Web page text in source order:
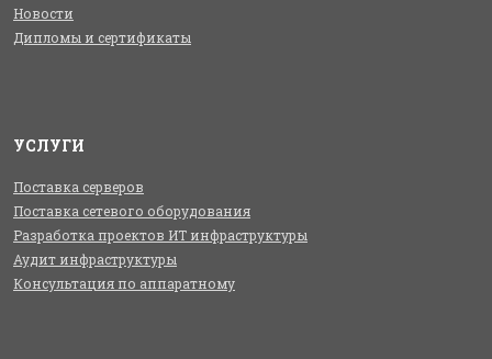
Новости
Дипломы и сертификаты
УСЛУГИ
Поставка серверов
Поставка сетевого оборудования
Разработка проектов ИТ инфраструктуры
Аудит инфраструктуры
Консультация по аппаратному